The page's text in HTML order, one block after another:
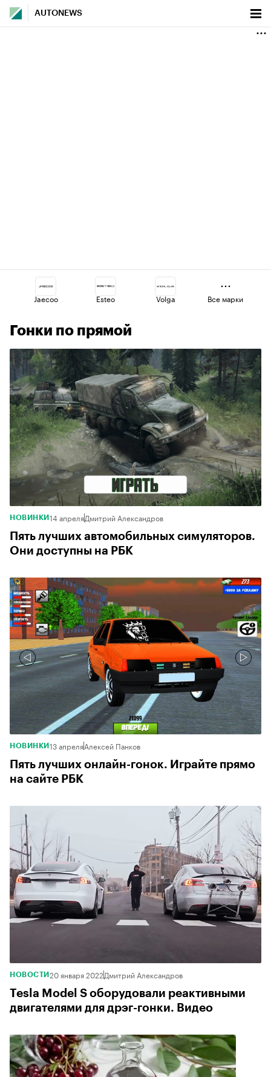
AUTONEWS
Jaecoo Esteo Volga
Omoda Changan Lada
Все марки
Гонки по прямой
НОВИНКИ 14 апреляДмитрий Александров
Пять лучших автомобильных симуляторов.
Они доступны на РБК
НОВИНКИ 13 апреляАлексей Панков
Пять лучших онлайн-гонок. Играйте прямо
на сайте РБК
НОВОСТИ 20 января 2022Дмитрий Александров
Tesla Model S оборудовали реактивными
двигателями для дрэг-гонки. Видео